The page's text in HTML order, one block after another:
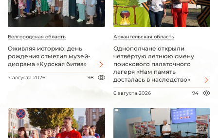
Белгородская область
Оживляя историю: день
рождения отметил музей-
диорама «Курская битва»
7 августа 2026 98
Архангельская область
Однополчане открыли
четвёртую летнюю смену
поискового палаточного
лагеря «Нам память
досталась в наследство»
6 августа 2026 94